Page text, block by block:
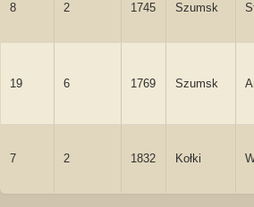
8 2 1745 Szumsk
19 6 1769 Szumsk
7 2 1832 Kołki